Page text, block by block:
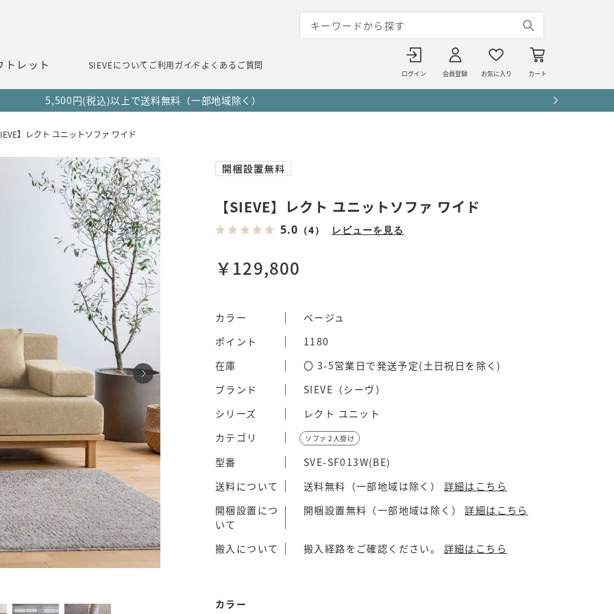
トレット SIEVEについて ご利用ガイドよくあるご質問
ログイン 会員登録 お気に入り カート
5,500円(税込)以上で送料無料（一部地域除く）
】レクト ユニットソファ ワイド
【SIEVE】レクト ユニットソファ ワイド
5.0 （4） レビューを見る
￥129,800
カラー
ベージュ
ポイント
1180
在庫
〇 3-5営業日で発送予定(土日祝日を除く)
ブランド
SIEVE（シーヴ）
シリーズ
レクト ユニット
カテゴリ
ソファ 2人掛け
型番
SVE-SF013W(BE)
送料について
送料無料（一部地域は除く） 詳細はこちら
開梱設置につ
いて
開梱設置無料（一部地域は除く）詳細はこちら
搬入について 搬入経路をご確認ください。 詳細はこちら
カラー